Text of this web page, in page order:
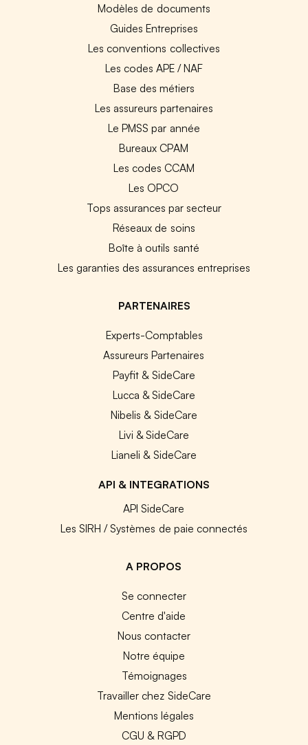
Modèles de documents
Guides Entreprises
Les conventions collectives
Les codes APE / NAF
Base des métiers
Les assureurs partenaires
Le PMSS par année
Bureaux CPAM
Les codes CCAM
Les OPCO
Tops assurances par secteur
Réseaux de soins
Boîte à outils santé
Les garanties des assurances entreprises
PARTENAIRES
Experts-Comptables
Assureurs Partenaires
Payfit & SideCare
Lucca & SideCare
Nibelis & SideCare
Livi & SideCare
Lianeli & SideCare
API & INTEGRATIONS
API SideCare
Les SIRH / Systèmes de paie connectés
A PROPOS
Se connecter
Centre d'aide
Nous contacter
Notre équipe
Témoignages
Travailler chez SideCare
Mentions légales
CGU & RGPD